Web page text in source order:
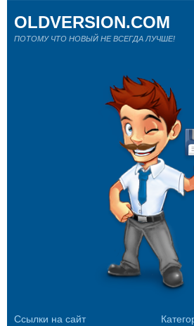
Ссылки на сайт
OLDVERSION.COM
ПОТОМУ ЧТО НОВЫЙ НЕ ВСЕГДА ЛУЧШЕ!